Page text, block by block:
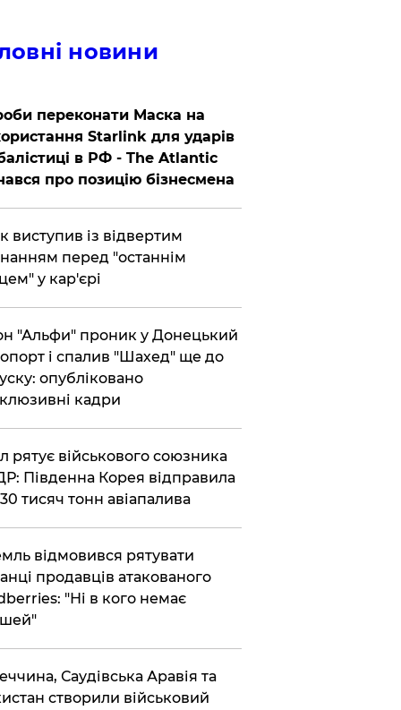
новини
переконати Маска на
Starlink для ударів
в РФ - The Atlantic
про позицію бізнесмена
виступив із відвертим
перед "останнім
у кар'єрі
"Альфи" проник у Донецький
і спалив "Шахед" ще до
опубліковано
кадри
рятує військового союзника
Південна Корея відправила
тисяч тонн авіапалива
відмовився рятувати
продавців атакованого
"Ні в кого немає
Саудівська Аравія та
створили військовий